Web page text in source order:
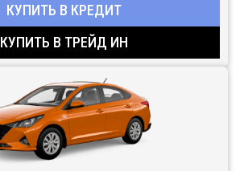
КУПИТЬ В КРЕДИТ
КУПИТЬ В ТРЕЙД ИН